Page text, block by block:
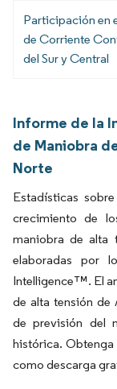
Participación en
de Corriente
del Sur y Central
Informe de la
de Maniobra
Norte
Estadísticas
crecimiento de
maniobra de alta
elaboradas por
Intelligence™. El
de alta tensión de
de previsión del
histórica. Obtenga
como descarga